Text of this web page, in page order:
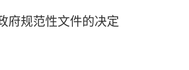
府规范性文件的决定